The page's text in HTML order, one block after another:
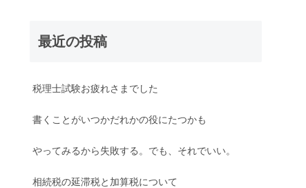
最近の投稿
税理士試験お疲れさまでした
書くことがいつかだれかの役にたつかも
やってみるから失敗する。でも、それでいい。
相続税の延滞税と加算税について